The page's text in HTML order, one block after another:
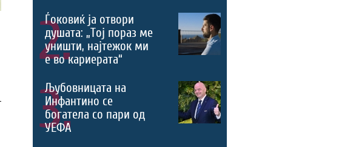
2.
Ѓоковиќ ја отвори
душата: „Тој пораз ме
уништи, најтежок ми
е во кариерата“
3.
Љубовницата на
Инфантино се
богатела со пари од
УЕФА